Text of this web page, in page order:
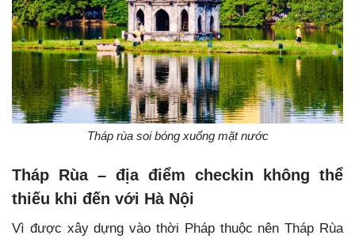
Tháp rùa soi bóng xuống mặt nước
Tháp Rùa – địa điểm checkin không thể
thiếu khi đến với Hà Nội
Vì được xây dựng vào thời Pháp thuộc nên Tháp Rùa